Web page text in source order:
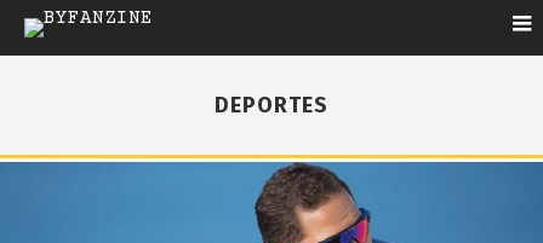
DEPORTES